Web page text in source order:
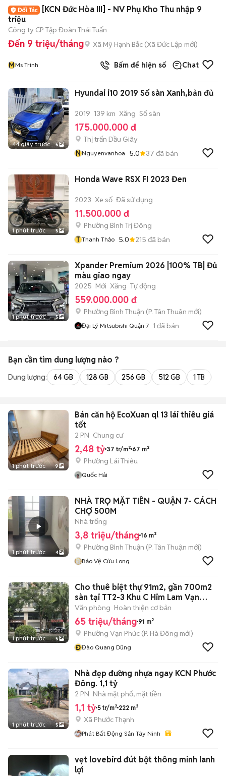
[KCN Đức Hòa III] - NV Phụ Kho Thu nhập 9
triệu
Công ty CP Tập Đoàn Thái Tuấn
Đến 9 triệu/tháng Xã Mỹ Hạnh Bắc (Xã Đức Lập mới)
MMs Trinh Bấm để hiện số Chat
44 giây trước 5
Hyundai i10 2019 Số sàn Xanh,bản đủ
2019 139 km Xăng Số sàn
175.000.000 đ
Thị trấn Dầu Giây
NNguyenvanhoa 5.0 37 đã bán
1 phút trước 5
Honda Wave RSX FI 2023 Đen
2023 Xe số Đã sử dụng
11.500.000 đ
Phường Bình Trị Đông
T Thanh Thảo 5.0 215 đã bán
1 phút trước 5
Xpander Premium 2026 |100% TB| Đủ
màu giao ngay
2025 Mới Xăng Tự động
559.000.000 đ
Phường Bình Thuận (P. Tân Thuận mới)
Đại Lý Mitsubishi Quận 7 1 đã bán
Bạn cần tìm dung lượng nào ?
Dung lượng: 64 GB 128 GB 256 GB 512 GB 1 TB
1 phút trước 9
Bán căn hộ EcoXuan ql 13 lái thiêu giá
tốt
2 PN Chung cư
2,48 tỷ 37 tr/m² 67 m²
Phường Lái Thiêu
Quốc Hải
1 phút trước 4
NHÀ TRỌ MẶT TIỀN - QUẬN 7- CÁCH
CHỢ 500M
Nhà trống
3,8 triệu/tháng 16 m²
Phường Bình Thuận (P. Tân Thuận mới)
Bảo Vệ Cửu Long
1 phút trước 5
Cho thuê biệt thự 91m2, gần 700m2
sàn tại TT2-3 Khu C Him Lam Vạn
Phúc
Văn phòng Hoàn thiện cơ bản
65 triệu/tháng 91 m²
Phường Vạn Phúc (P. Hà Đông mới)
ĐĐào Quang Dũng
1 phút trước 5
Nhà đẹp đường nhựa ngay KCN Phước
Đông. 1,1 tỷ
2 PN Nhà mặt phố, mặt tiền
1,1 tỷ 5 tr/m² 222 m²
Xã Phước Thạnh
Phát Bất Động Sản Tây Ninh
vẹt lovebird đút bột thông minh lanh
lợi